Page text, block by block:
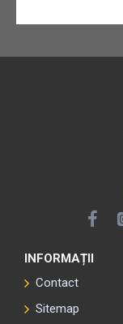
INFORMAȚII
Contact
Sitemap